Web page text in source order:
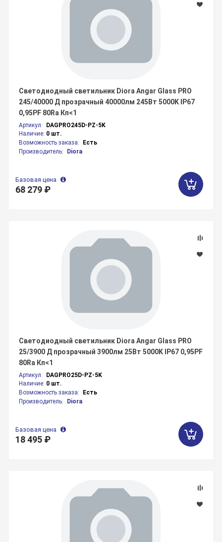
Артикул:
DAGPRO245D-PZ-5K
Наличие: 0 шт.
Возможность заказа:
Есть
Производитель:
Diora
Светодиодный светильник Diora Angar Glass PRO
245/40000 Д прозрачный 40000лм 245Вт 5000K IP67
0,95PF 80Ra Кп<1
Базовая цена
68 279 ₽
Артикул:
DAGPRO25D-PZ-5K
Наличие: 0 шт.
Возможность заказа:
Есть
Производитель:
Diora
Светодиодный светильник Diora Angar Glass PRO
25/3900 Д прозрачный 3900лм 25Вт 5000K IP67 0,95PF
80Ra Кп<1
Базовая цена
18 495 ₽